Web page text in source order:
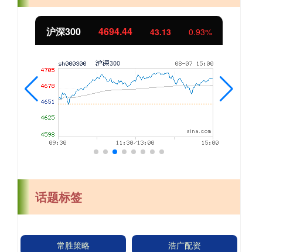
北证50 1134.24 11.37 1.01%
话题标签
常胜策略 浩广配资